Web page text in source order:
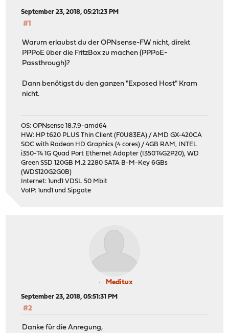
September 23, 2018, 05:21:23 PM
#1
Warum erlaubst du der OPNsense-FW nicht, direkt
PPPoE über die FritzBox zu machen (PPPoE-
Passthrough)?
Dann benötigst du den ganzen "Exposed Host" Kram
nicht.
OS: OPNsense 18.7.9-amd64
HW: HP t620 PLUS Thin Client (F0U83EA) / AMD GX-420CA
SOC with Radeon HD Graphics (4 cores) / 4GB RAM, INTEL
i350-T4 1G Quad Port Ethernet Adapter (I350T4G2P20), WD
Green SSD 120GB M.2 2280 SATA B-M-Key 6GBs
(WDS120G2G0B)
Internet: 1und1 VDSL 50 Mbit
VoIP: 1und1 und Sipgate
Meditux
September 23, 2018, 05:51:31 PM
#2
Danke für die Anregung,